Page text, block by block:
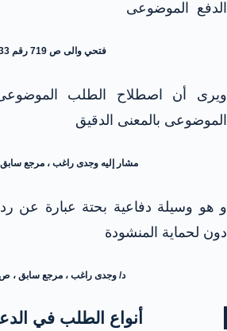
الدفع الموضوعى
فتحي والى ص 719 رقم 233
ويرى أن اصطلاح الطلب
الموضوعى بالمعنى الدقيق
مشار إليه وجدى راغب ، مرجع سابق ،
و هو وسيلة دفاعية بحتة عبارة عن
دون لحماية المنشودة
د/ وجدى راغب ، مرجع سابق ، ص
أنواع الطلب في